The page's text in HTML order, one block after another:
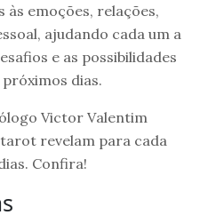
às emoções, relações,
ajudando cada um a
e as possibilidades
dias.
Victor Valentim
revelam para cada
Confira!